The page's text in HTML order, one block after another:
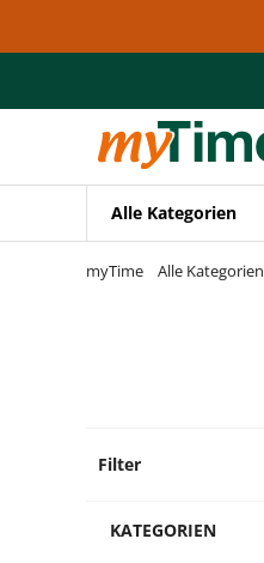
Zur Navigation springen
Alle Kategorien
myTime Alle Kategorien
Filter
KATEGORIEN